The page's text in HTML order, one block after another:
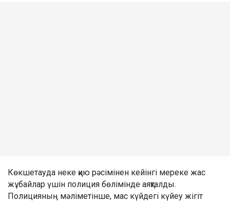
Көкшетауда неке қию рәсімінен кейінгі мереке жас
жұбайлар үшін полиция бөлімінде аяқталды.
Полицияның мәліметінше, мас күйдегі күйеу жігіт